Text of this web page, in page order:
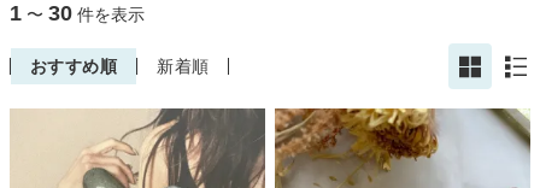
1 〜 30 件を表示
おすすめ順 新着順